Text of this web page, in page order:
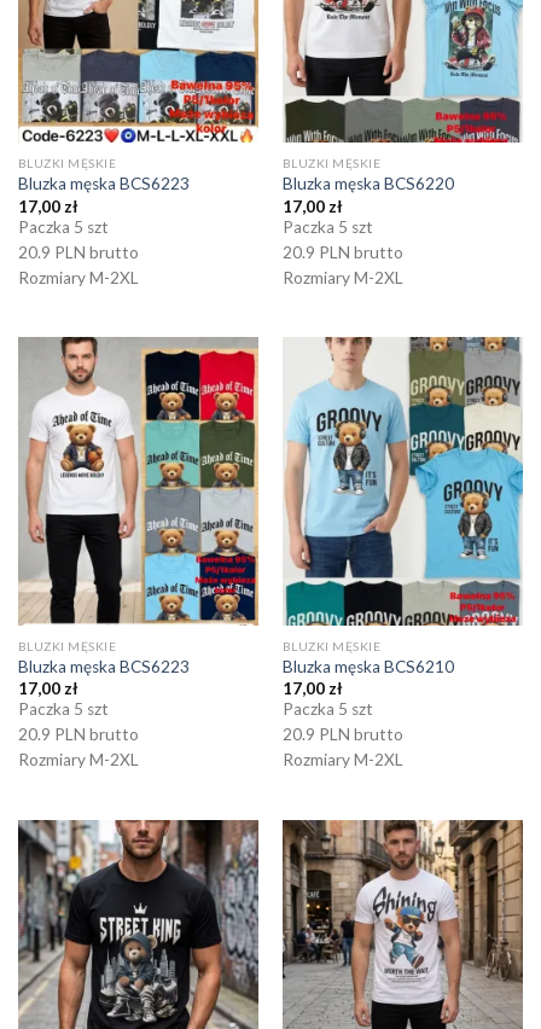
BLUZKI MĘSKIE
Bluzka męska BCS6223
17,00 zł
Paczka 5 szt
20.9 PLN brutto
Rozmiary M-2XL
BLUZKI MĘSKIE
Bluzka męska BCS6220
17,00 zł
Paczka 5 szt
20.9 PLN brutto
Rozmiary M-2XL
BLUZKI MĘSKIE
Bluzka męska BCS6223
17,00zł
Paczka 5 szt
20.9 PLN brutto
Rozmiary M-2XL
BLUZKI MĘSKIE
Bluzka męska BCS6210
17,00zł
Paczka 5 szt
20.9 PLN brutto
Rozmiary M-2XL